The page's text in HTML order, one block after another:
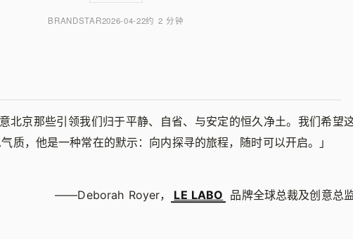
BRANDSTAR2026-04-22约 2 分钟
北京那些引领我们归于平静、自省、与安定的恒久净土。我们希望
质，他是一种常在的默示：向内探寻的旅程，随时可以开启。
」
——Deborah Royer， LE LABO 品牌全球总裁及创意总